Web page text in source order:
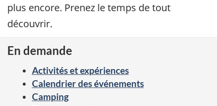
plus encore. Prenez le temps de tout
découvrir.
En demande
Activités et expériences
Calendrier des événements
Camping